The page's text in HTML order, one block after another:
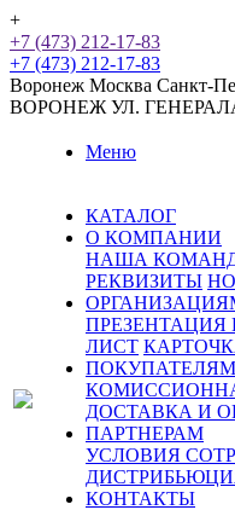
+
+7 (473) 212-17-83
+7 (473) 212-17-83
Воронеж Москва Санкт-
ВОРОНЕЖ УЛ.
Меню
КАТАЛОГ
О КОМПАНИИ
НАША
РЕКВИЗИТЫ
ЛИСТ
ПОКУПАТЕЛЯМ
ДОСТАВКА И
ПАРТНЕРАМ
УСЛОВИЯ
КОНТАКТЫ